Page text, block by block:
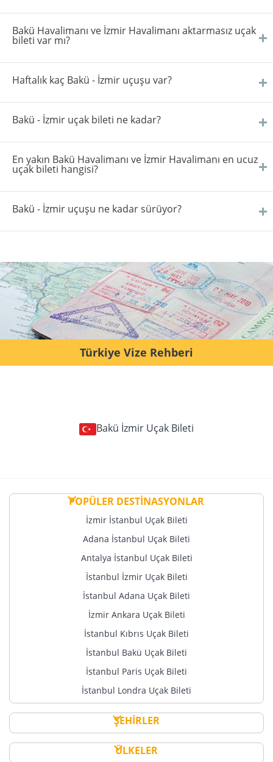
Bakü Havalimanı ve İzmir Havalimanı aktarmasız uçak
bileti var mı?
Haftalık kaç Bakü - İzmir uçuşu var?
Bakü - İzmir uçak bileti ne kadar?
En yakın Bakü Havalimanı ve İzmir Havalimanı en ucuz
uçak bileti hangisi?
Bakü - İzmir uçuşu ne kadar sürüyor?
Türkiye Vize Rehberi
Bakü İzmir Uçak Bileti
POPÜLER DESTİNASYONLAR
İzmir İstanbul Uçak Bileti
Adana İstanbul Uçak Bileti
Antalya İstanbul Uçak Bileti
İstanbul İzmir Uçak Bileti
İstanbul Adana Uçak Bileti
İzmir Ankara Uçak Bileti
İstanbul Kıbrıs Uçak Bileti
İstanbul Bakü Uçak Bileti
İstanbul Paris Uçak Bileti
İstanbul Londra Uçak Bileti
ŞEHİRLER
ÜLKELER